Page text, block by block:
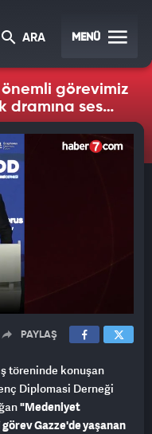
ARA MENÜ
görevimiz
dramına ses
PAYLAŞ
töreninde konuşan
Diplomasi Derneği
"Medeniyet
Gazze'de yaşanan